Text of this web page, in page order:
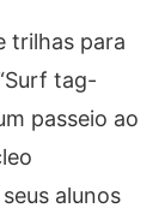
trilhas para
tag-
passeio ao
alunos